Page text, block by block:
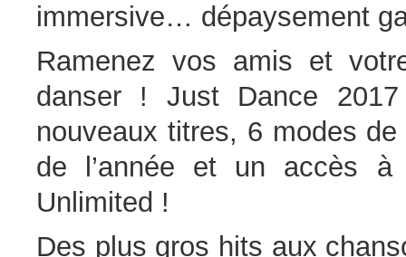
immersive… dépaysement
Ramenez vos amis et
danser ! Just Dance
nouveaux titres, 6 modes
de l’année et un accès
Unlimited !
Des plus gros hits aux